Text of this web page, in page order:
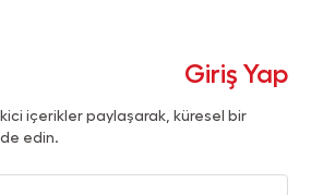
Giriş Yap
içerikler paylaşarak, küresel bir
edin.